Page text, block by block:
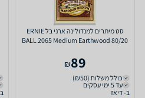
סט מיתרים למנדולינה ארני בל ERNIE
BALL 2065 Medium Earthwood 80/20
89
₪
כולל משלוח (₪50)
עד 5 ימי עסקים
ב- דיאז